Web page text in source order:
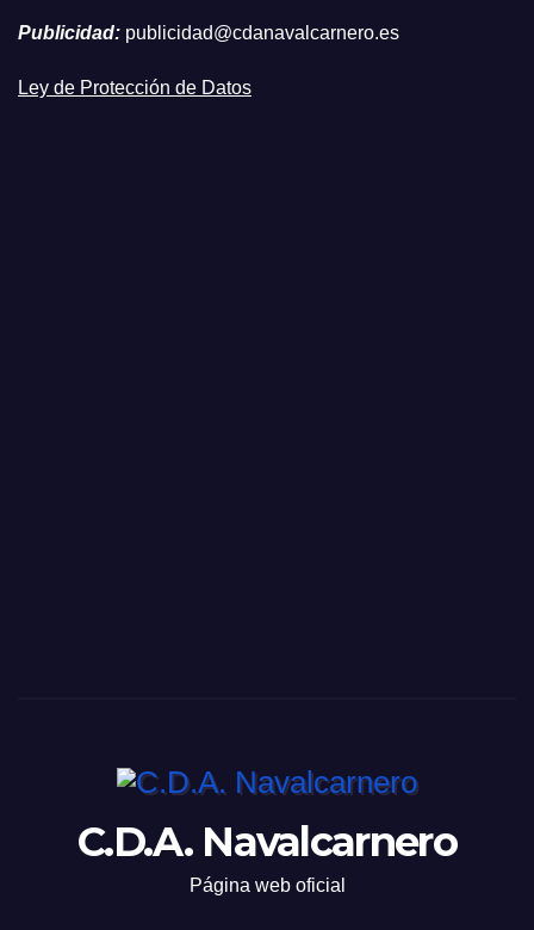
Publicidad: publicidad@cdanavalcarnero.es
Ley de Protección de Datos
C.D.A. Navalcarnero
Página web oficial